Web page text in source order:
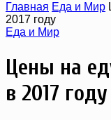
Главная Еда и Мир
2017 году
Еда и Мир
Цены на
в 2017 году